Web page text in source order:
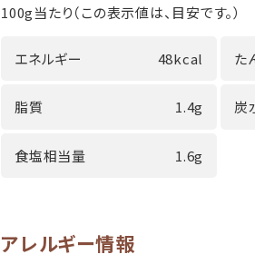
100g当たり（この表示値は、目安です。）
エネルギー 48kcal た
脂質 1.4g 炭
食塩相当量 1.6g
アレルギー情報